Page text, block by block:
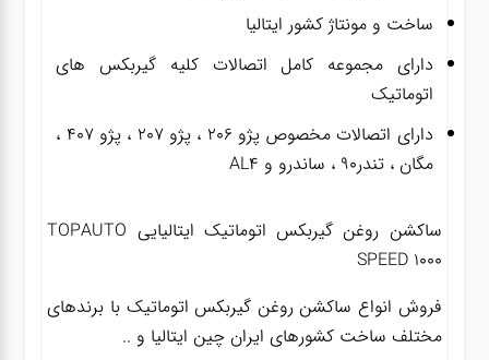
ساخت و مونتاژ کشور ایتالیا
دارای مجموعه کامل اتصالات کلیه گیربکس های
اتوماتیک
دارای اتصالات مخصوص پژو ۲۰۶ ، پژو ۲۰۷ ، پژو ۴۰۷ ،
مگان ، تندر۹۰ ، ساندرو و AL4
ساکشن روغن گیربکس اتوماتیک ایتالیایی TOPAUTO
SPEED 1000
فروش انواع ساکشن روغن گیربکس اتوماتیک با برندهای
مختلف ساخت کشورهای ایران چین ایتالیا و ..